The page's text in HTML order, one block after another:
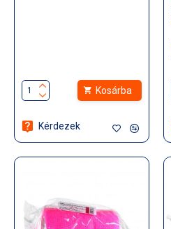
Kosárba
Kérdezek